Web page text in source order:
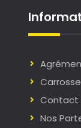
Contact
Nos